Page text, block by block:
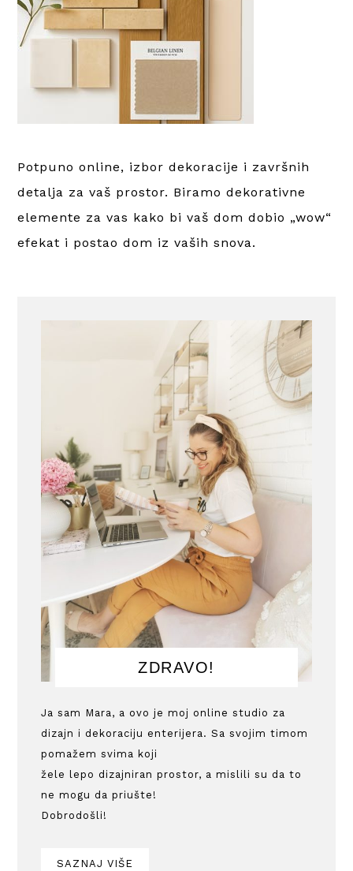
Potpuno online, izbor dekoracije i završnih
detalja za vaš prostor. Biramo dekorativne
elemente za vas kako bi vaš dom dobio „wow“
efekat i postao dom iz vaših snova.
ZDRAVO!
Ja sam Mara, a ovo je moj online studio za
dizajn i dekoraciju enterijera. Sa svojim timom
pomažem svima koji
žele lepo dizajniran prostor, a mislili su da to
ne mogu da priušte!
Dobrodošli!
SAZNAJ VIŠE